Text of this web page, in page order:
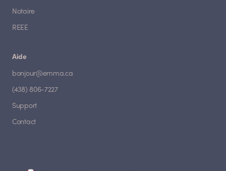
Notaire
REEE
Aide
bonjour@emma.ca
(438) 806-7227
Support
Contact